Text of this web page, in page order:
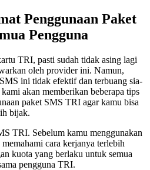
Penggunaan Paket
Pengguna
TRI, pasti sudah tidak asing lagi
oleh provider ini. Namun,
ini tidak efektif dan terbuang sia-
akan memberikan beberapa tips
paket SMS TRI agar kamu bisa
bijak.
TRI. Sebelum kamu menggunakan
cara kerjanya terlebih
kuota yang berlaku untuk semua
pengguna TRI.